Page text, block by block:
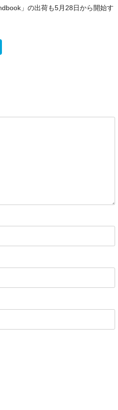
」の出荷も5月28日から開始す